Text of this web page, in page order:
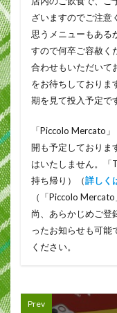
ざいますのでご注意
思うメニューもある
すので何卒ご容赦く
合わせもいただいて
をお待ちしておりま
期を見て投入予定で
「Piccolo Mercato
開も予定しておりま
はいたしません。「
持ち帰り）（詳しく
（「Piccolo
尚、あらかじめご登
ったお知らせも可能
ください。
Prev